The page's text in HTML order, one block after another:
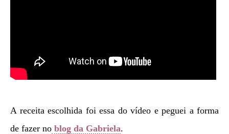
A receita escolhida foi essa do vídeo e peguei a forma
de fazer no blog da Gabriela.